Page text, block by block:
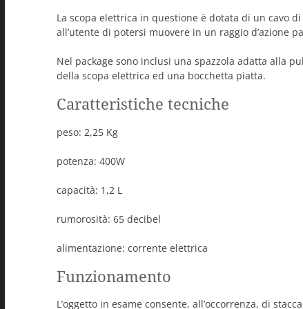
La scopa elettrica in questione è dotata di un cavo
all’utente di potersi muovere in un raggio d’azione
Nel package sono inclusi una spazzola adatta alla
della scopa elettrica ed una bocchetta piatta.
Caratteristiche tecniche
peso: 2,25 Kg
potenza: 400W
capacità: 1,2 L
rumorosità: 65 decibel
alimentazione: corrente elettrica
Funzionamento
L’oggetto in esame consente, all’occorrenza, di